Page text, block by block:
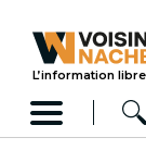
L’information